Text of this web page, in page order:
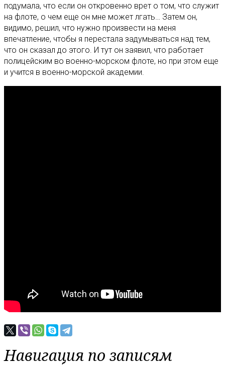
подумала, что если он откровенно врет о том, что служит
на флоте, о чем еще он мне может лгать… Затем он,
видимо, решил, что нужно произвести на меня
впечатление, чтобы я перестала задумываться над тем,
что он сказал до этого. И тут он заявил, что работает
полицейским во военно-морском флоте, но при этом еще
и учится в военно-морской академии.
Навигация по записям